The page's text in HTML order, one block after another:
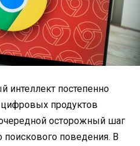
интеллект постепенно
цифровых продуктов
осторожный шаг
поведения. В